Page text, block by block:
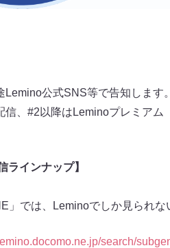
公式SNS等で告知します。
信、#2以降はLeminoプレミア
インナップ】
」では、Leminoでしか見られな
search/